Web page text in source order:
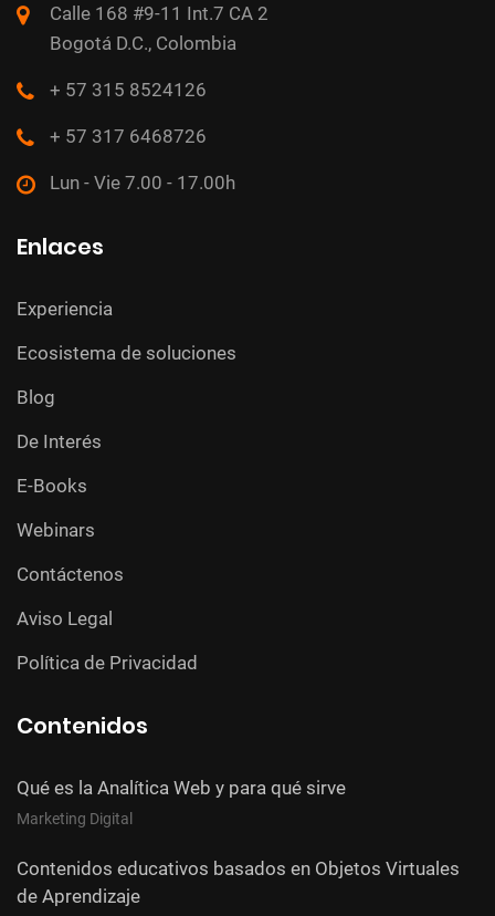
Calle 168 #9-11 Int.7 CA 2
Bogotá D.C., Colombia
+ 57 315 8524126
+ 57 317 6468726
Lun - Vie 7.00 - 17.00h
Enlaces
Experiencia
Ecosistema de soluciones
Blog
De Interés
E-Books
Webinars
Contáctenos
Aviso Legal
Política de Privacidad
Contenidos
Qué es la Analítica Web y para qué sirve
Marketing Digital
Contenidos educativos basados en Objetos Virtuales
de Aprendizaje